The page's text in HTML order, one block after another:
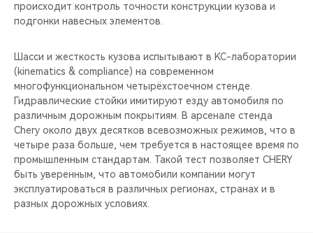
происходит контроль точности конструкции кузова и
подгонки навесных элементов.
Шасси и жесткость кузова испытывают в KC-лаборатории
(kinematics & compliance) на современном
многофункциональном четырёхстоечном стенде.
Гидравлические стойки имитируют езду автомобиля по
различным дорожным покрытиям. В арсенале стенда
Chery около двух десятков всевозможных режимов, что в
четыре раза больше, чем требуется в настоящее время по
промышленным стандартам. Такой тест позволяет CHERY
быть уверенным, что автомобили компании могут
эксплуатироваться в различных регионах, странах и в
разных дорожных условиях.